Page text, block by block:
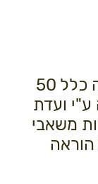
פא"ר בגירסתו הראשונה כלל 50
ועדת
משאבי
הוראה